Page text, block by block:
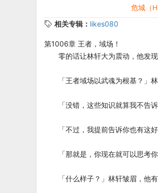
危城（H
相关专辑： likes080
第1006章 王者，域场！
零的话让林轩大为震动，他发现
「王者域场以武魂为根基？」林
「没错，这些知识就算我不告诉
「不过，我提前告诉你也有这好
「那就是，你现在就可以思考你
「什么样子？」林轩皱眉，他有